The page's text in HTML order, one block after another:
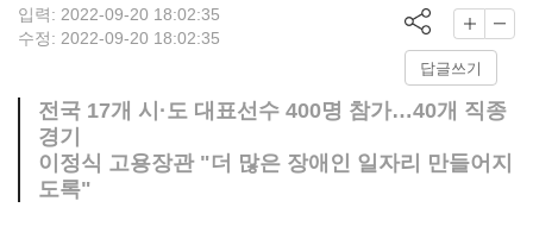
입력: 2022-09-20 18:02:35
수정: 2022-09-20 18:02:35
답글쓰기
전국 17개 시·도 대표선수 400명 참가…40개 직종
경기
이정식 고용장관 "더 많은 장애인 일자리 만들어지
도록"